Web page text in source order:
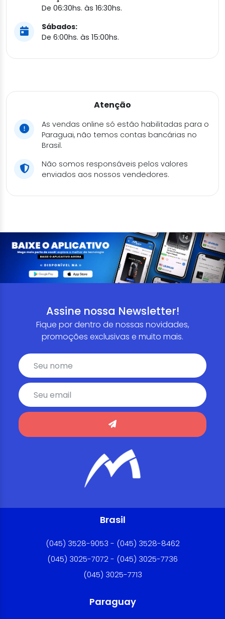
De 06:30hs. às 16:30hs.
Sábados:
De 6:00hs. às 15:00hs.
Atenção
As vendas online só estão habilitadas para o
Paraguai, não temos contas bancárias no
Brasil.
Não somos responsáveis pelos valores
enviados aos nossos vendedores.
Assine nossa Newsletter!
Fique por dentro de nossas novidades,
promoções exclusivas e muito mais.
Brasil
(045) 3528-9053 - (045) 3528-8462
(045) 3025-7072 - (045) 3025-7736
(045) 3025-7713
Paraguay